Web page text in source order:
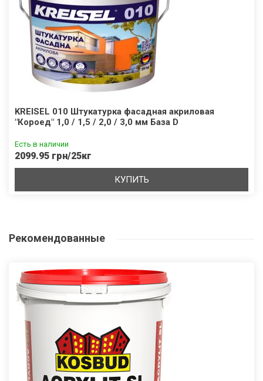
KREISEL 010 Штукатурка фасадная акриловая
"Короед" 1,0 / 1,5 / 2,0 / 3,0 мм База D
Есть в наличии
2099.95 грн/25кг
КУПИТЬ
Рекомендованные